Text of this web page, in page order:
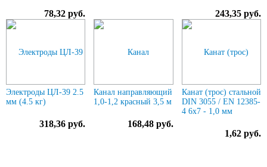
78,32 руб. 243,35 руб.
Электроды ЦЛ-39 2.5
мм (4.5 кг)
318,36 руб.
Канал направляющий
1,0-1,2 красный 3,5 м
168,48 руб.
Канат (трос) стальной
DIN 3055 / EN 12385-
4 6x7 - 1,0 мм
1,62 руб.